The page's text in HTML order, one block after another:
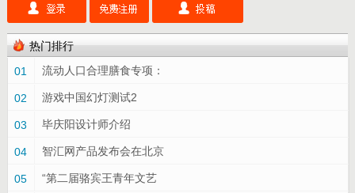
热门排行
01
流动人口合理膳食专项：
02 游戏中国幻灯测试2
03 毕庆阳设计师介绍
04 智汇网产品发布会在北京
05 “第二届骆宾王青年文艺